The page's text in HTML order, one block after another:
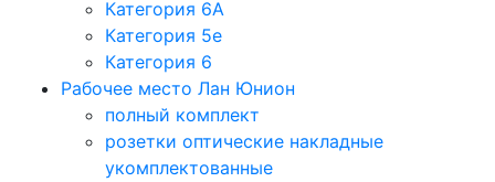
Категория 6A
Категория 5e
Категория 6
Рабочее место Лан Юнион
полный комплект
розетки оптические накладные
укомплектованные